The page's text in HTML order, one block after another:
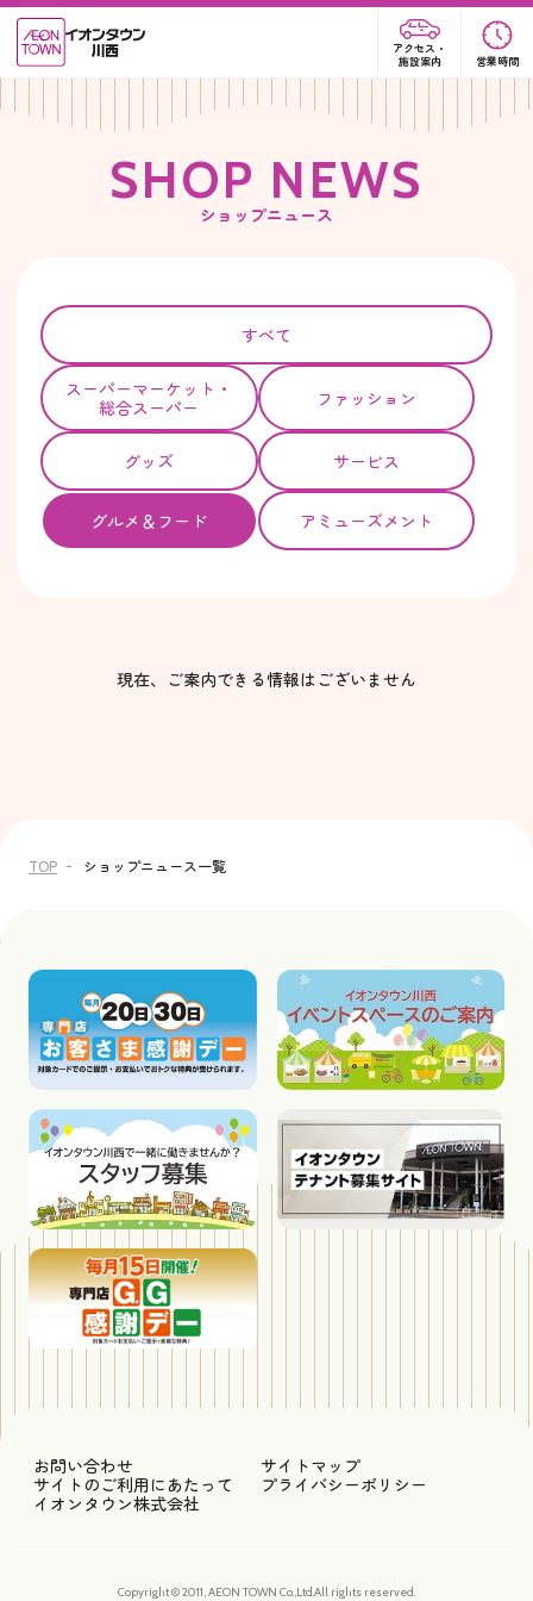
アクセス・
施設案内
営業時間
SHOP NEWS
ショップニュース
すべて
スーパーマーケット・
総合スーパー
ファッション
グッズ サービス
グルメ＆フード アミューズメント
現在、ご案内できる情報はございません
TOP ショップニュース一覧
お問い合わせ
サイトマップ
サイトのご利用にあたって
プライバシーポリシー
イオンタウン株式会社
Copyright © 2011, AEON TOWN Co.,Ltd.All rights reserved.